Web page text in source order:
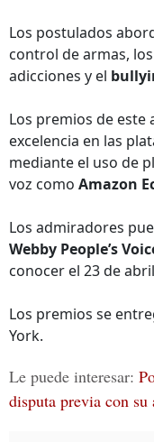
Los postulados
control de armas,
adicciones y el
Los premios de este
excelencia en las
mediante el uso de
voz como Amazon
Los admiradores
Webby People’s
conocer el 23 de
Los premios se
York.
Le puede interesar:
disputa previa con su